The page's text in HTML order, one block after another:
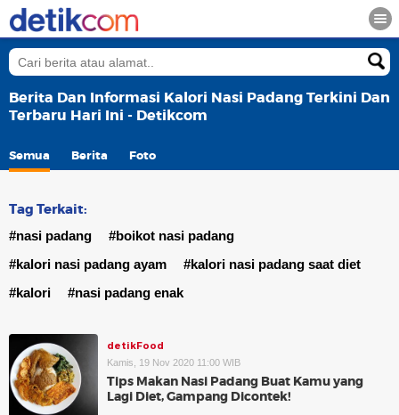
Berita Dan Informasi Kalori Nasi Padang Terkini Dan
Terbaru Hari Ini - Detikcom
Semua Berita Foto
Tag Terkait:
#nasi padang
#boikot nasi padang
#kalori nasi padang ayam
#kalori nasi padang saat diet
#kalori
#nasi padang enak
detikFood
Kamis, 19 Nov 2020 11:00 WIB
Tips Makan Nasi Padang Buat Kamu yang
Lagi Diet, Gampang Dicontek!